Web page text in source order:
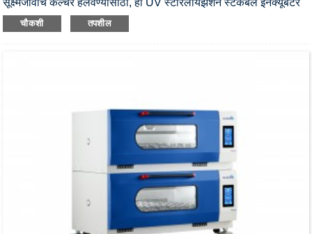
सूक्ष्मजीवांचे कल्चर हलवण्यासाठी, हा UV स्टेरिलायझेशन स्टॅकेबल इनक्यूबेटर
शेकर आहे.
चौकशी तपशील